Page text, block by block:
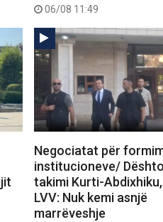
06/08 11:49
Negociatat për
institucioneve/
takimi Kurti-
LVV: Nuk kemi asnjë
marrëveshje